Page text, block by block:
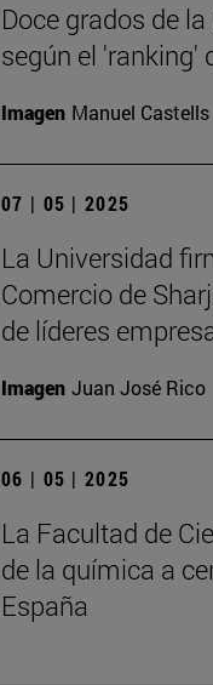
Doce grados de
según el 'ranking'
Imagen Manuel Castells
07 | 05 | 2025
La Universidad
Comercio de
de líderes
Imagen Juan José Rico
06 | 05 | 2025
La Facultad de
de la química a
España